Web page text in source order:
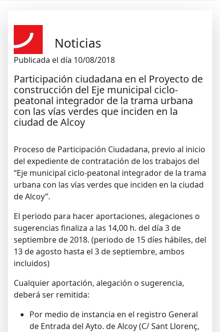
Noticias
Publicada el día 10/08/2018
Participación ciudadana en el Proyecto de
construcción del Eje municipal ciclo-
peatonal integrador de la trama urbana
con las vías verdes que inciden en la
ciudad de Alcoy
Proceso de Participación Ciudadana, previo al inicio
del expediente de contratación de los trabajos del
“Eje municipal ciclo-peatonal integrador de la trama
urbana con las vías verdes que inciden en la ciudad
de Alcoy”.
El periodo para hacer aportaciones, alegaciones o
sugerencias finaliza a las 14,00 h. del día 3 de
septiembre de 2018. (periodo de 15 díes hábiles, del
13 de agosto hasta el 3 de septiembre, ambos
incluidos)
Cualquier aportación, alegación o sugerencia,
deberá ser remitida:
Por medio de instancia en el registro General
de Entrada del Ayto. de Alcoy (C/ Sant Llorenç,